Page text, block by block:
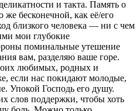
и такта. Память о
же бесконечной, как её/его
близкого человека — ни с чем
мои глубокие
вам, разделяю ваше горе.
любимых, родных и
если нас покидают молодые,
Упокой Господь его душу.
слов поддержки, чтобы хоть